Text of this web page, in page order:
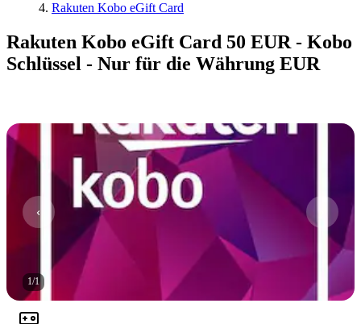
Rakuten Kobo eGift Card
Rakuten Kobo eGift Card 50 EUR - Kobo
Schlüssel - Nur für die Währung EUR
1/1